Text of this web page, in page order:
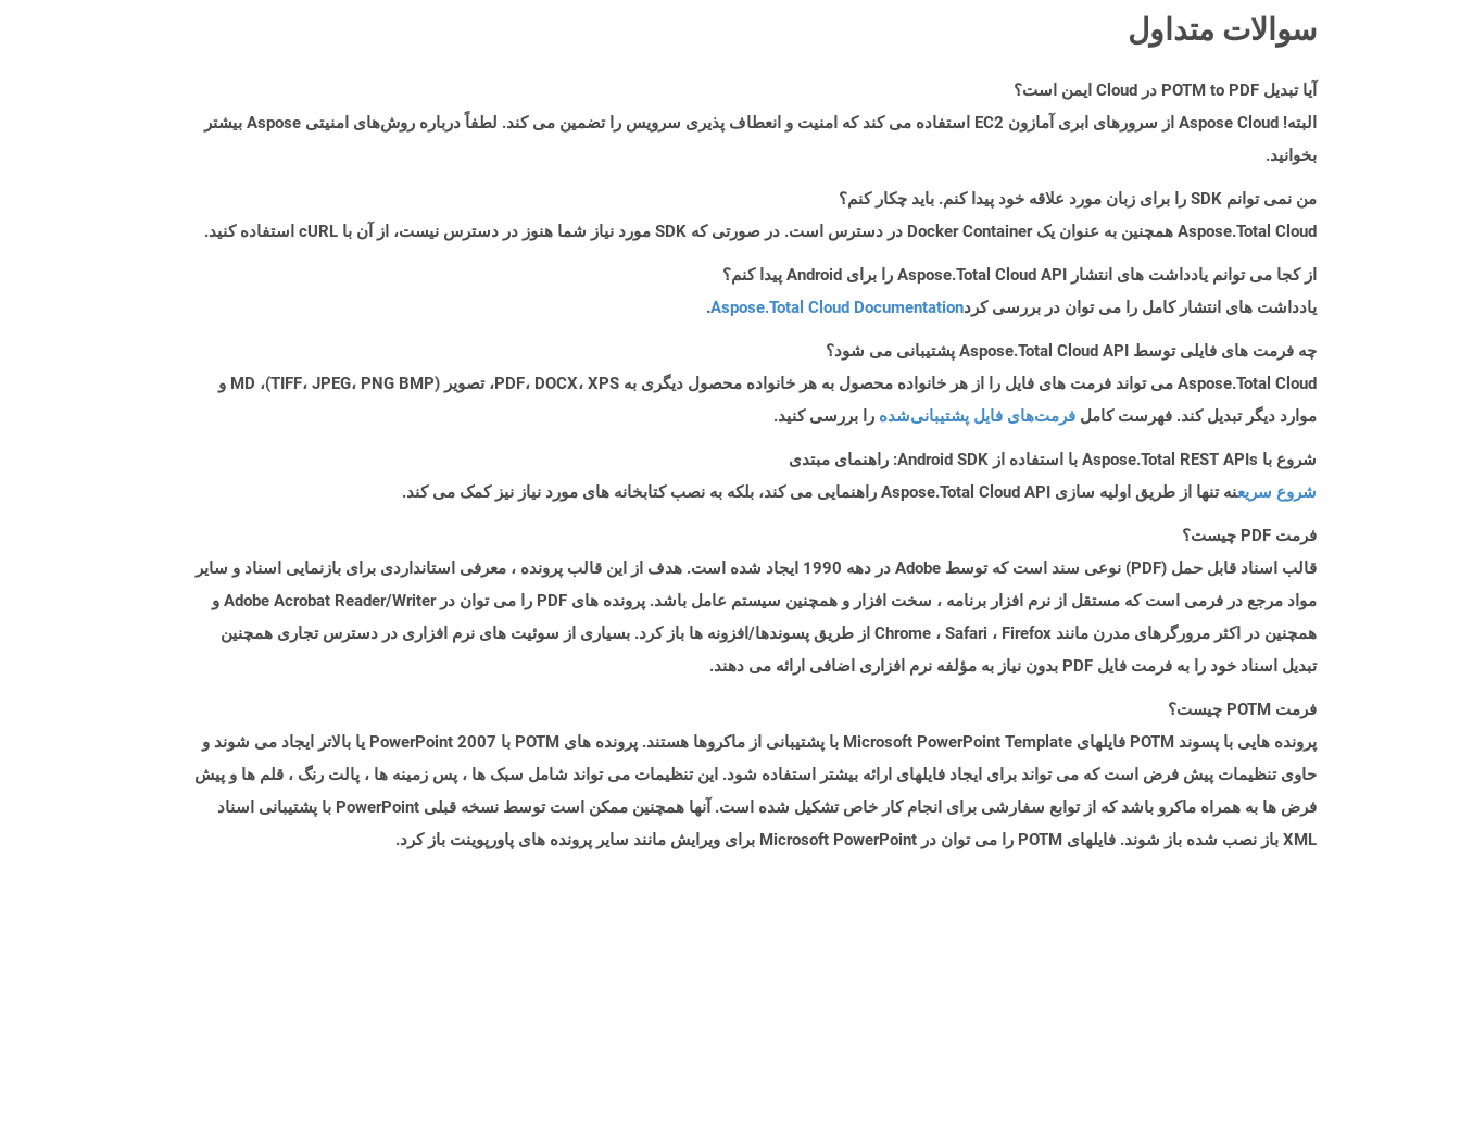
سوالات متداول
آیا تبدیل POTM to PDF در Cloud ایمن است؟
البته! Aspose Cloud از سرورهای ابری آمازون EC2 استفاده می کند که امنیت و انعطاف پذیری سرویس را تضمین می کند. لطفاً درباره روش‌های امنیتی Aspose بیشتر
بخوانید.
من نمی توانم SDK را برای زبان مورد علاقه خود پیدا کنم. باید چکار کنم؟
Aspose.Total Cloud همچنین به عنوان یک Docker Container در دسترس است. در صورتی که SDK مورد نیاز شما هنوز در دسترس نیست، از آن با cURL استفاده کنید.
از کجا می توانم یادداشت های انتشار Aspose.Total Cloud API را برای Android پیدا کنم؟
یادداشت های انتشار کامل را می توان در بررسی کردAspose.Total Cloud Documentation
.
چه فرمت های فایلی توسط Aspose.Total Cloud API پشتیبانی می شود؟
Aspose.Total Cloud می تواند فرمت های فایل را از هر خانواده محصول به هر خانواده محصول دیگری به PDF، DOCX، XPS، تصویر (TIFF، JPEG، PNG BMP)، MD و
موارد دیگر تبدیل کند. فهرست کامل فرمت‌های فایل پشتیبانی‌شده را بررسی کنید.
شروع با Aspose.Total REST APIs با استفاده از Android SDK: راهنمای مبتدی
شروع سریعنه تنها از طریق اولیه سازی Aspose.Total Cloud API راهنمایی می کند، بلکه به نصب کتابخانه های مورد نیاز نیز کمک می کند.
فرمت PDF چیست؟
قالب اسناد قابل حمل (PDF) نوعی سند است که توسط Adobe در دهه 1990 ایجاد شده است. هدف از این قالب پرونده ، معرفی استانداردی برای بازنمایی اسناد و سایر
مواد مرجع در فرمی است که مستقل از نرم افزار برنامه ، سخت افزار و همچنین سیستم عامل باشد. پرونده های PDF را می توان در Adobe Acrobat Reader/Writer و
همچنین در اکثر مرورگرهای مدرن مانند Chrome ، Safari ، Firefox از طریق پسوندها/افزونه ها باز کرد. بسیاری از سوئیت های نرم افزاری در دسترس تجاری همچنین
تبدیل اسناد خود را به فرمت فایل PDF بدون نیاز به مؤلفه نرم افزاری اضافی ارائه می دهند.
فرمت POTM چیست؟
پرونده هایی با پسوند POTM فایلهای Microsoft PowerPoint Template با پشتیبانی از ماکروها هستند. پرونده های POTM با PowerPoint 2007 یا بالاتر ایجاد می شوند و
حاوی تنظیمات پیش فرض است که می تواند برای ایجاد فایلهای ارائه بیشتر استفاده شود. این تنظیمات می تواند شامل سبک ها ، پس زمینه ها ، پالت رنگ ، قلم ها و پیش
فرض ها به همراه ماکرو باشد که از توابع سفارشی برای انجام کار خاص تشکیل شده است. آنها همچنین ممکن است توسط نسخه قبلی PowerPoint با پشتیبانی اسناد
XML باز نصب شده باز شوند. فایلهای POTM را می توان در Microsoft PowerPoint برای ویرایش مانند سایر پرونده های پاورپوینت باز کرد.